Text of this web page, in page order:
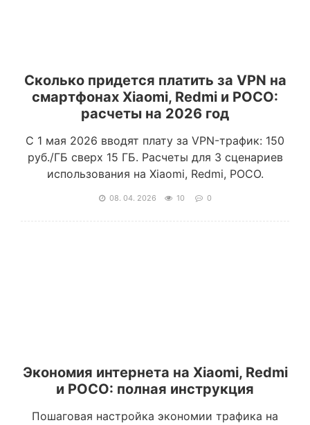
Сколько придется платить за VPN на
смартфонах Xiaomi, Redmi и POCO:
расчеты на 2026 год
С 1 мая 2026 вводят плату за VPN-трафик: 150
руб./ГБ сверх 15 ГБ. Расчеты для 3 сценариев
использования на Xiaomi, Redmi, POCO.
08. 04. 2026 10 0
Экономия интернета на Xiaomi, Redmi
и POCO: полная инструкция
Пошаговая настройка экономии трафика на